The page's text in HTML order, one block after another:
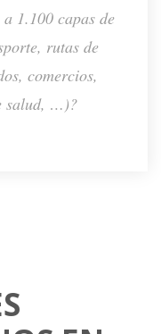
1.100 capas de
rutas de
comercios,
salud, …)?